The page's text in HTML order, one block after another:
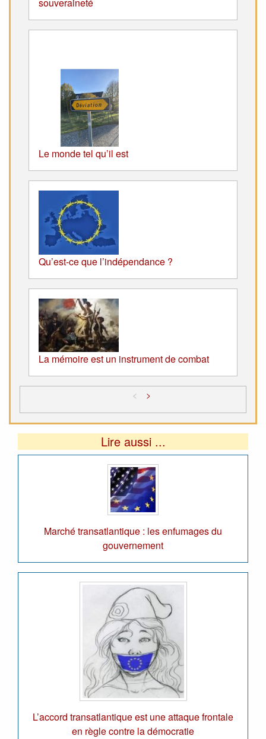
Le monde tel qu’il est
Qu’est-ce que l’indépendance ?
La mémoire est un instrument de combat
< >
Lire aussi ...
Marché transatlantique : les enfumages du
gouvernement
L’accord transatlantique est une attaque frontale
en règle contre la démocratie